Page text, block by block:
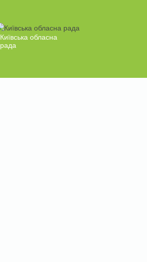
Київська обласна
рада